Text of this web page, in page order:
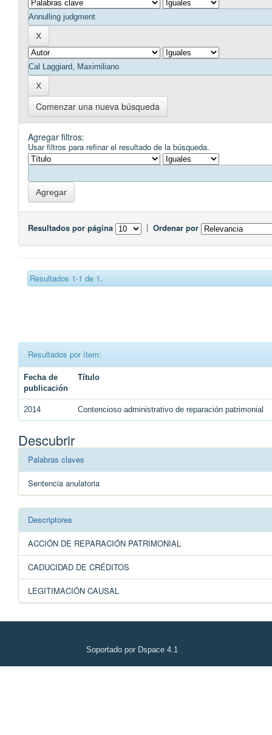
Comenzar una nueva búsqueda
Agregar filtros:
Usar filtros para refinar el resultado de la búsqueda.
Resultados por página | Ordenar por
Resultados 1-1 de 1.
Resultados por ítem:
Fecha de
publicación
Título
2014 Contencioso administrativo de reparación patrimonial
Descubrir
Palabras claves
Sentencia anulatoria
Descriptores
ACCIÓN DE REPARACIÓN PATRIMONIAL
CADUCIDAD DE CRÉDITOS
LEGITIMACIÓN CAUSAL
Soportado por Dspace 4.1